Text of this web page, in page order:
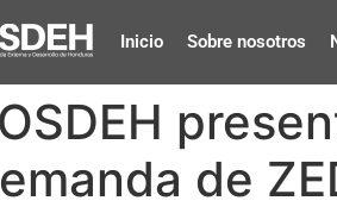
Inicio Sobre nosotros
de